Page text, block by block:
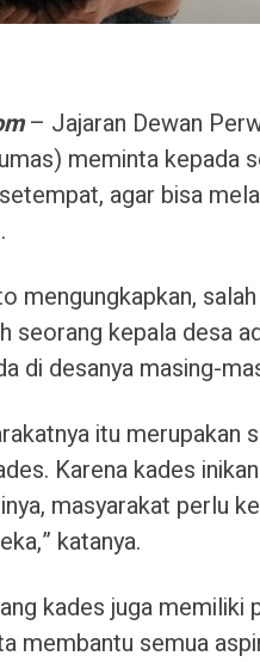
– Jajaran Dewan
meminta kepada
agar bisa
mengungkapkan,
seorang kepala desa
di desanya masing-
itu merupakan
Karena kades
masyarakat perlu
katanya.
kades juga memiliki
membantu semua